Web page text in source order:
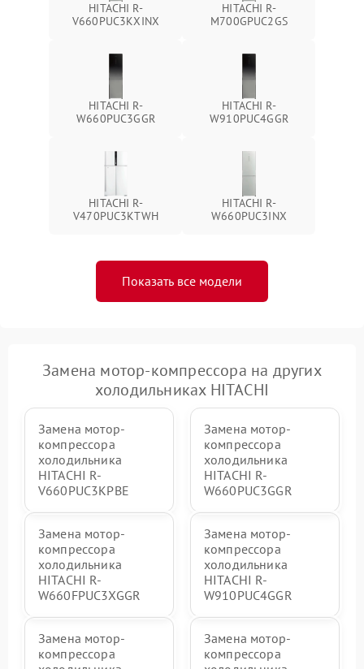
HITACHI R-
V660PUC3KXINX
HITACHI R-
M700GPUC2GS
HITACHI R-
W660PUC3GGR
HITACHI R-
W910PUC4GGR
HITACHI R-
V470PUC3KTWH
HITACHI R-
W660PUC3INX
Показать все модели
Замена мотор-компрессора на других
холодильниках HITACHI
Замена мотор-
компрессора
холодильника
HITACHI R-
V660PUC3KPBE
Замена мотор-
компрессора
холодильника
HITACHI R-
W660PUC3GGR
Замена мотор-
компрессора
холодильника
HITACHI R-
W660FPUC3XGGR
Замена мотор-
компрессора
холодильника
HITACHI R-
W910PUC4GGR
Замена мотор-
компрессора
Замена мотор-
компрессора